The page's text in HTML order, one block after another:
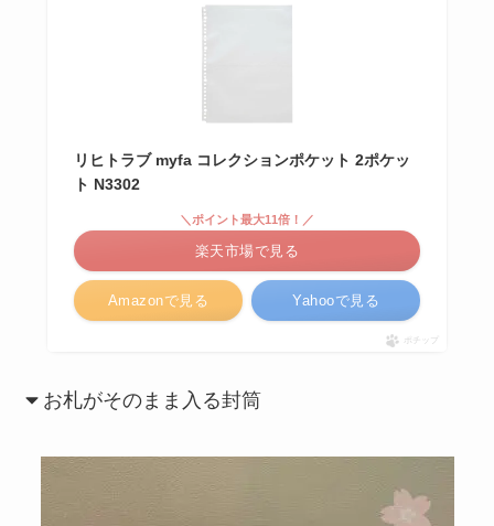
リヒトラブ myfa コレクションポケット 2ポケッ
ト N3302
Amazonで見る
＼ポイント最大11倍！／
楽天市場で見る
Yahooで見る
ポチップ
お札がそのまま入る封筒